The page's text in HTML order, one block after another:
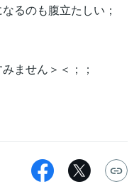
るのも腹立たしい；
ません＞＜；；